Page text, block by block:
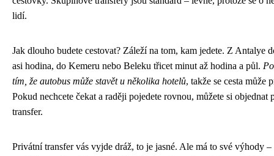
lidí.
Jak dlouho budete cestovat? Záleží na tom, kam jedete. Z Antalye
asi hodina, do Kemeru nebo Beleku třicet minut až hodina a půl.
tím, že autobus může stavět u několika hotelů, takže se cesta může
Pokud nechcete čekat a raději pojedete rovnou, můžete si objednat
transfer.
Privátní transfer vás vyjde dráž, to je jasné. Ale má to své výhody –